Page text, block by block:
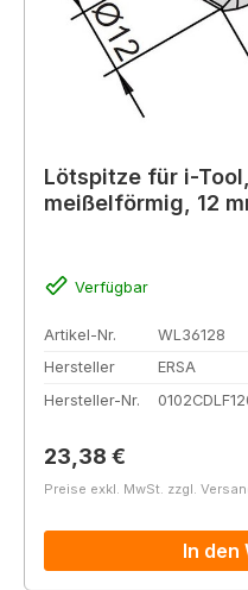
Lötspitze für i-
meißelförmig, 12
Verfügbar
Artikel-Nr.
WL36128
Hersteller
ERSA
Hersteller-Nr.
Regulärer Preis:
23,38 €
Preise exkl. MwSt. zzgl.
In den